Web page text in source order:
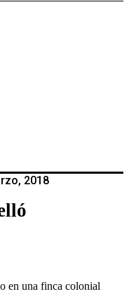
2018
en una finca colonial